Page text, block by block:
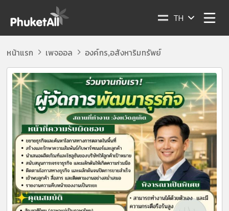
TH
หน้าแรก เพจออล องค์กร,อสังหาริมทรัพย์